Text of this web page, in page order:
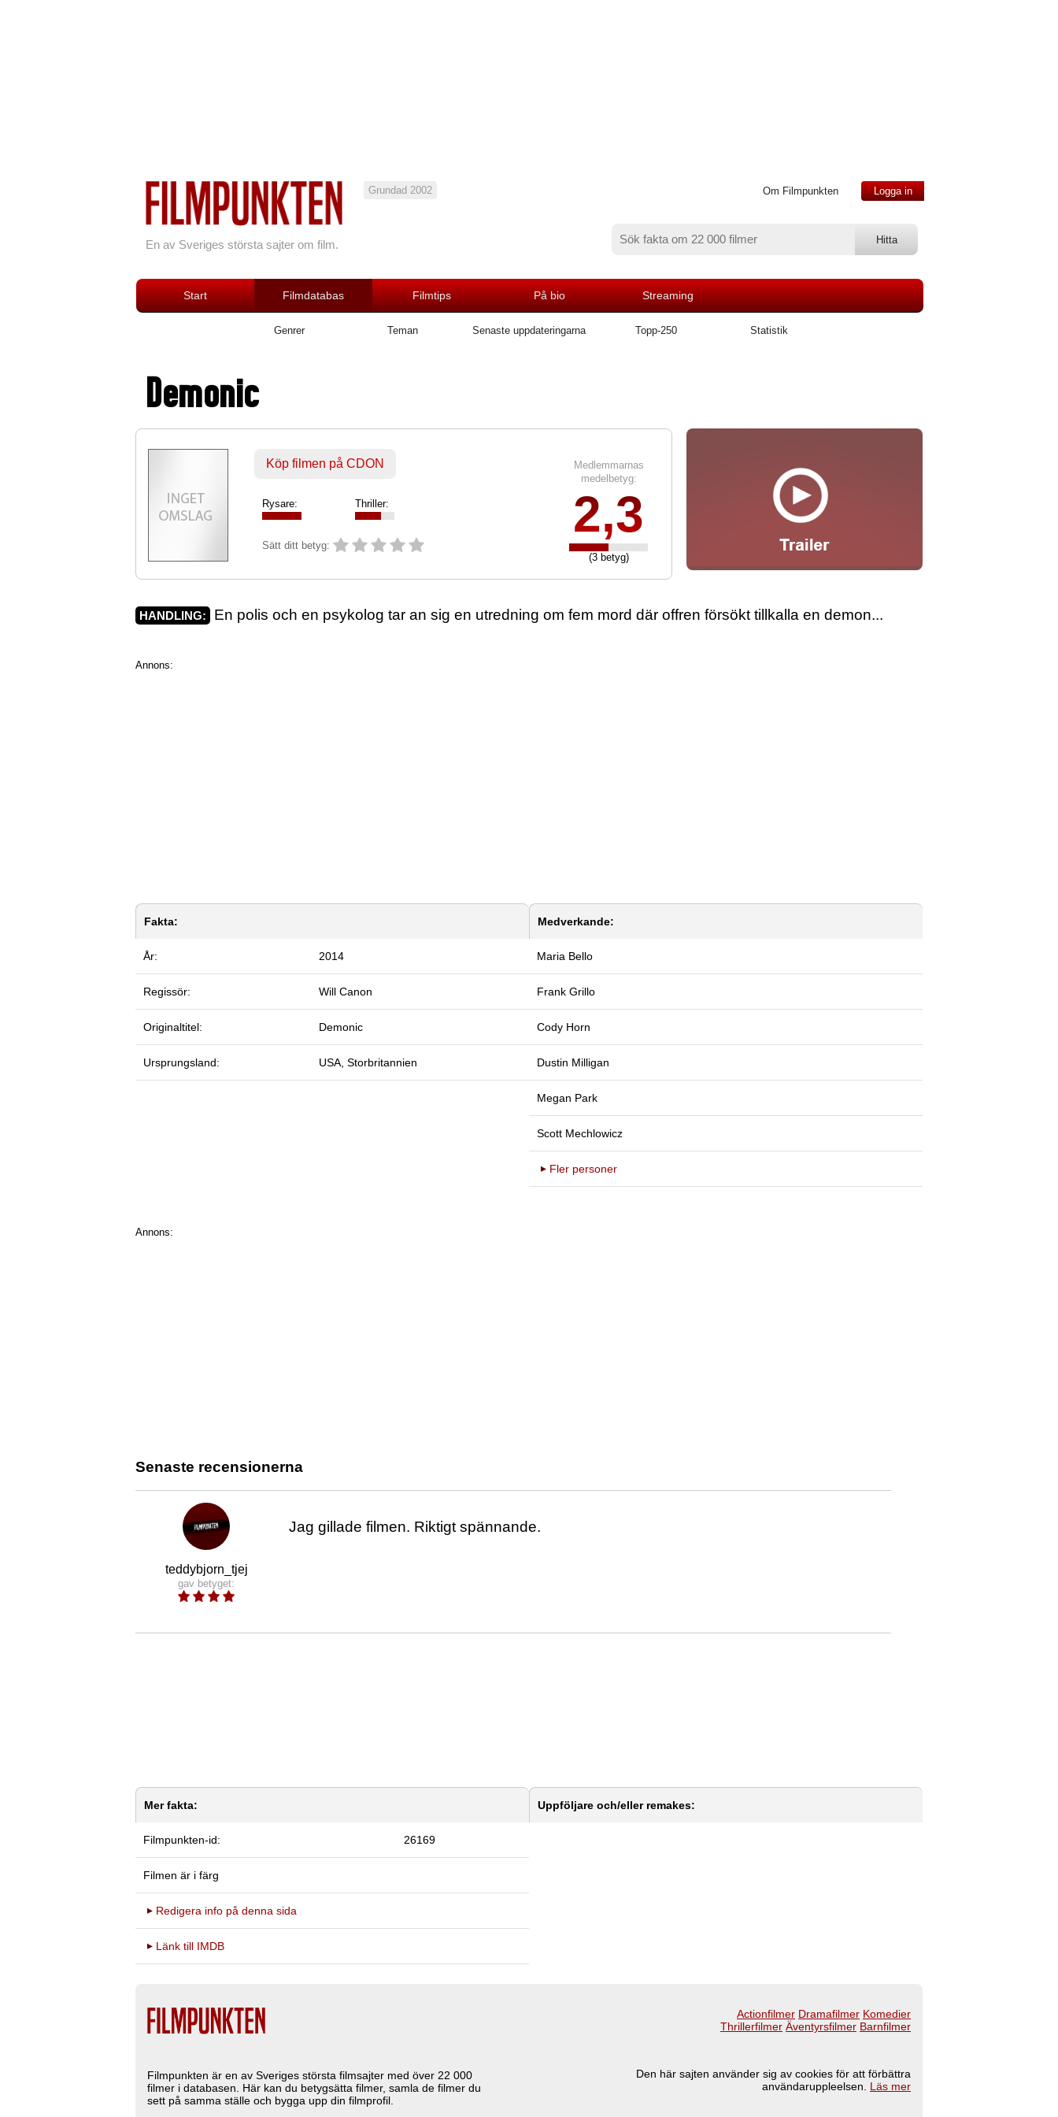
En av Sveriges största sajter om film.
Grundad 2002 Om Filmpunkten Logga in
Start Filmdatabas Filmtips På bio Streaming
Genrer Teman Senaste uppdateringarna Topp-250 Statistik
Demonic
Köp filmen på CDON
Rysare: Thriller:
Sätt ditt betyg:
Medlemmarnas
medelbetyg:
2,3
(3 betyg)
HANDLING: En polis och en psykolog tar an sig en utredning om fem mord där offren försökt tillkalla en demon...
Annons:
Fakta:
År: 2014
Regissör: Will Canon
Originaltitel: Demonic
Ursprungsland: USA, Storbritannien
Medverkande:
Maria Bello
Frank Grillo
Cody Horn
Dustin Milligan
Megan Park
Scott Mechlowicz
Fler personer
Annons:
Senaste recensionerna
teddybjorn_tjej
gav betyget:
Jag gillade filmen. Riktigt spännande.
Mer fakta:
Filmpunkten-id: 26169
Filmen är i färg
Redigera info på denna sida
Länk till IMDB
Uppföljare och/eller remakes:
Filmpunkten är en av Sveriges största filmsajter med över 22 000
filmer i databasen. Här kan du betygsätta filmer, samla de filmer du
sett på samma ställe och bygga upp din filmprofil.
Actionfilmer Dramafilmer Komedier
Thrillerfilmer Äventyrsfilmer Barnfilmer
Den här sajten använder sig av cookies för att förbättra
användaruppleelsen. Läs mer